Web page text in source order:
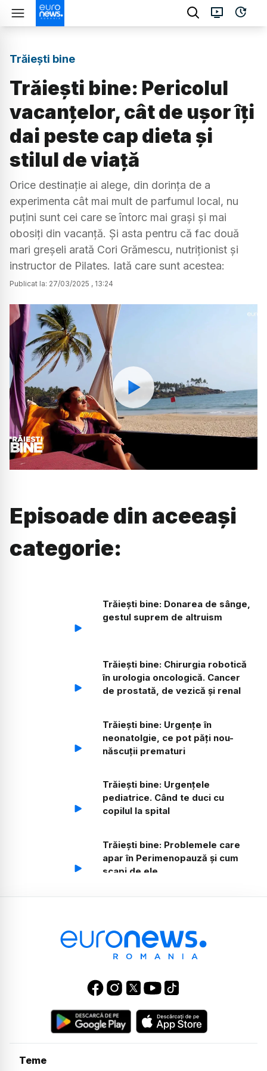
Trăiești bine
Trăiești bine: Pericolul
vacanțelor, cât de ușor îți
dai peste cap dieta și
stilul de viață
Orice destinație ai alege, din dorința de a
experimenta cât mai mult de parfumul local, nu
puțini sunt cei care se întorc mai grași și mai
obosiți din vacanță. Și asta pentru că fac două
mari greșeli arată Cori Grămescu, nutriționist și
instructor de Pilates. Iată care sunt acestea:
Publicat la: 27/03/2025 , 13:24
Watch
Episoade din aceeași
categorie:
Trăiești bine: Donarea de sânge,
gestul suprem de altruism
Trăiești bine: Chirurgia robotică
în urologia oncologică. Cancer
de prostată, de vezică și renal
Trăiești bine: Urgențe în
neonatolgie, ce pot păți nou-
născuții prematuri
Trăiești bine: Urgențele
pediatrice. Când te duci cu
copilul la spital
Trăiești bine: Problemele care
apar în Perimenopauză și cum
scapi de ele
revoluționară care rezolvă boala
genetică
de ovocite. Soluție pentru
femeile peste 40 de ani
Trăiești bine: Atacul de panică la
copii, diagnostic și tratament.
Teme